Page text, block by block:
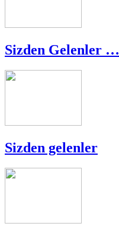
Sizden Gelenler …
Sizden gelenler